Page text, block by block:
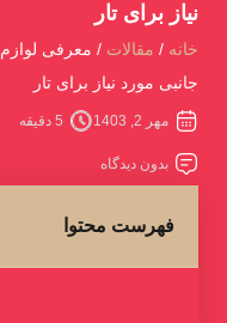
نیاز برای تار
خانه مقالات
معرفی لوازم
جانبی مورد نیاز برای تار
مهر 2, 1403 5 دقیقه
بدون دیدگاه
فهرست محتوا